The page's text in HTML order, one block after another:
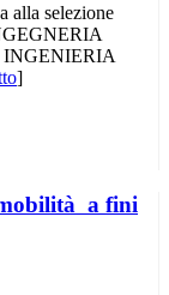
alla selezione
]
a fini